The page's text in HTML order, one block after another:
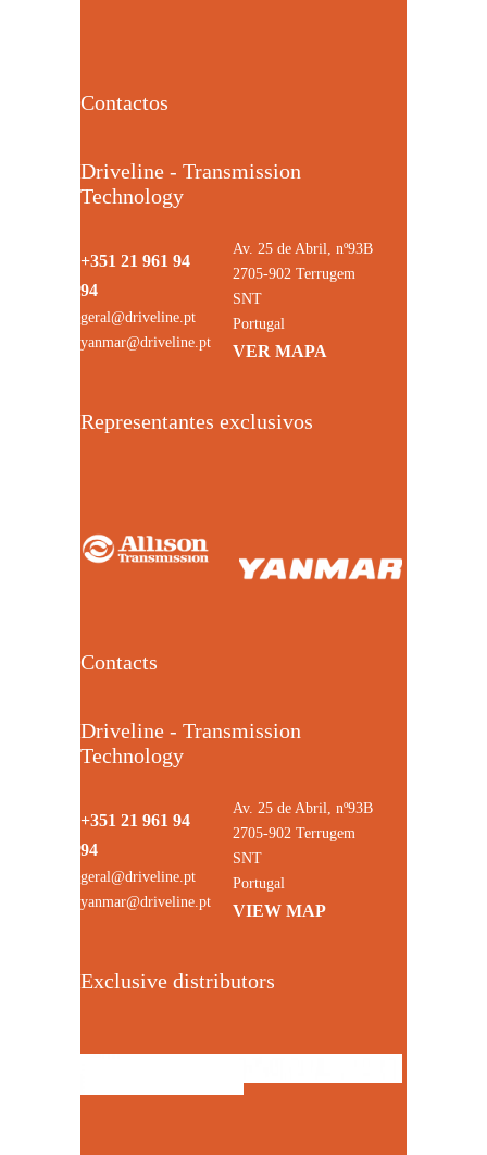
Contactos
Driveline - Transmission
Technology
+351 21 961 94
94
geral@driveline.pt
yanmar@driveline.pt
Av. 25 de Abril, nº93B
2705-902 Terrugem
SNT
Portugal
VER MAPA
Representantes exclusivos
Contacts
Driveline - Transmission
Technology
+351 21 961 94
94
geral@driveline.pt
yanmar@driveline.pt
Av. 25 de Abril, nº93B
2705-902 Terrugem
SNT
Portugal
VIEW MAP
Exclusive distributors